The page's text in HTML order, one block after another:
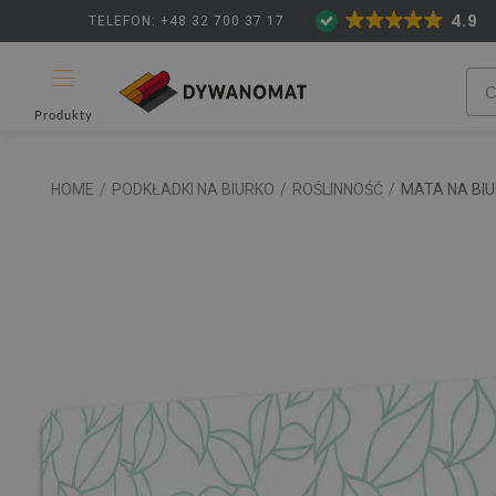
TELEFON: +48 32 700 37 17 4.9
Produkty
HOME / PODKŁADKI NA BIURKO / ROŚLINNOŚĆ / MATA NA